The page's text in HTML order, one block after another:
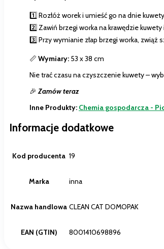
1️⃣ Rozłóż worek i umieść go na dnie kuwety
2️⃣ Zawiń brzegi worka na krawędzie
3️⃣ Przy wymianie złap brzegi worka, zwiąż
📏 Wymiary: 53 x 38 cm
Nie trać czasu na czyszczenie kuwety –
🎉Zamów teraz
Inne Produkty: Chemia gospodarcza -
Informacje dodatkowe
Kod producenta 19
Marka inna
Nazwa handlowa CLEAN CAT DOMOPAK
EAN (GTIN) 8001410698896